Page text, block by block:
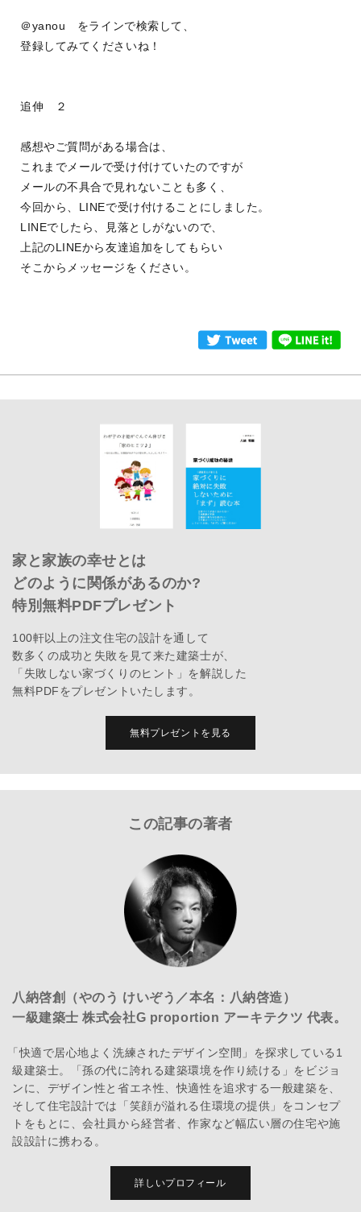
＠yanou をラインで検索して、
登録してみてくださいね！
追伸 ２
感想やご質問がある場合は、
これまでメールで受け付けていたのですが
メールの不具合で見れないことも多く、
今回から、LINEで受け付けることにしました。
LINEでしたら、見落としがないので、
上記のLINEから友達追加をしてもらい
そこからメッセージをください。
家と家族の幸せとは
どのように関係があるのか?
特別無料PDFプレゼント
100軒以上の注文住宅の設計を通して
数多くの成功と失敗を見て来た建築士が、
「失敗しない家づくりのヒント」を解説した
無料PDFをプレゼントいたします。
無料プレゼントを見る
この記事の著者
八納啓創（やのう けいぞう／本名：八納啓造）
一級建築士 株式会社G proportion アーキテクツ 代表。
「快適で居心地よく洗練されたデザイン空間」を探求している1
級建築士。「孫の代に誇れる建築環境を作り続ける」をビジョ
ンに、デザイン性と省エネ性、快適性を追求する一般建築を、
そして住宅設計では「笑顔が溢れる住環境の提供」をコンセプ
トをもとに、会社員から経営者、作家など幅広い層の住宅や施
設設計に携わる。
詳しいプロフィール